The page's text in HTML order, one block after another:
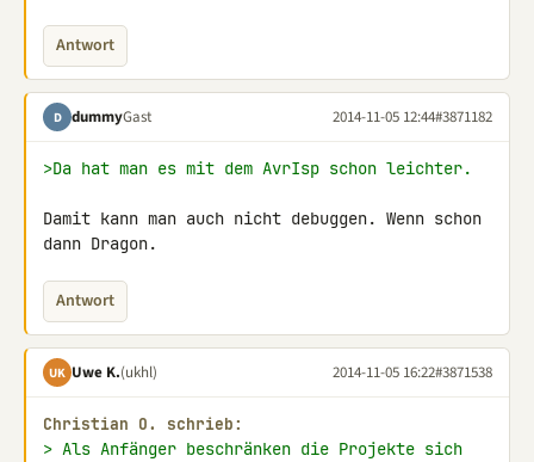
Antwort
D dummyGast 2014-11-05 12:44#3871182
>Da hat man es mit dem AvrIsp schon leichter.
Damit kann man auch nicht debuggen. Wenn schon
dann Dragon.
Antwort
UK Uwe K.(ukhl) 2014-11-05 16:22#3871538
Christian O. schrieb:
> Als Anfänger beschränken die Projekte sich